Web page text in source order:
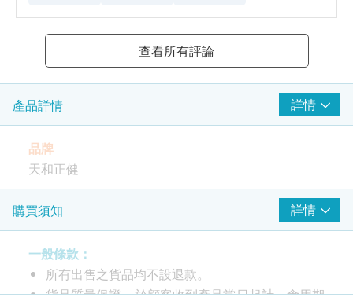
查看所有評論
產品詳情 詳情
品牌
天和正健
功效
血管一通 全身輕鬆
納豆是日本國寶級的健康食品，被譽為至佳的血管清
道夫。【日本．血管通增量版EX】，以專利技術提煉
出至高純度的專利納豆激酶，含量更比上一代多
購買須知 詳情
一般條款：
所有出售之貨品均不設退款。